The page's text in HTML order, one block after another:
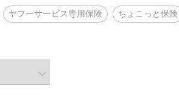
ヤフーサービス専用保険 ちょこっと保険